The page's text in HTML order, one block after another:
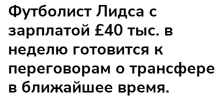
Футболист Лидса с
зарплатой £40 тыс. в
неделю готовится к
переговорам о трансфере
в ближайшее время.